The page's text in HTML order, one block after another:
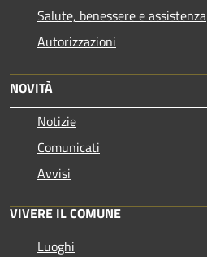
Salute, benessere e assistenza
Autorizzazioni
NOVITÀ
Notizie
Comunicati
Avvisi
VIVERE IL COMUNE
Luoghi